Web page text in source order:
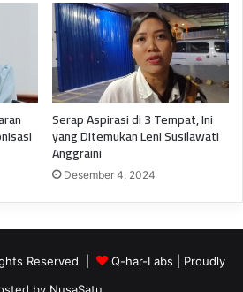
Serap Aspirasi di 3 Tempat, Ini
yang Ditemukan Leni Susilawati
Anggraini
Desember 4, 2024
Reserved | Q-har-Labs | Proudly